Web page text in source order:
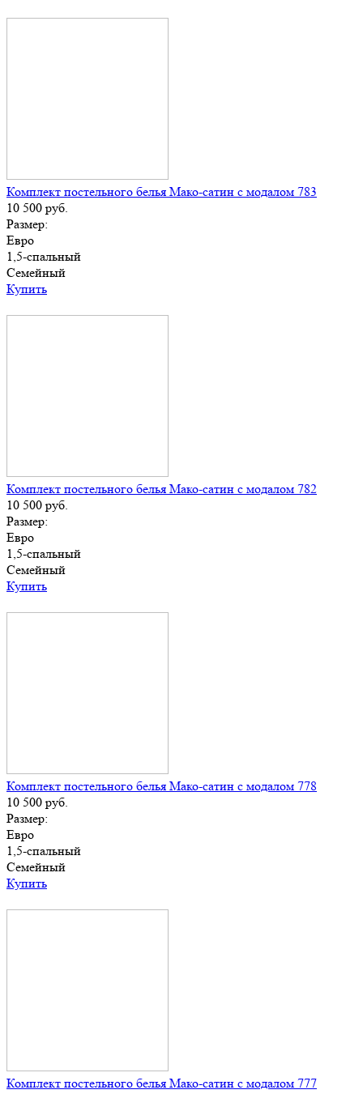
Комплект постельного белья Мако-сатин с модалом 783
10 500 руб.
Размер:
Евро
1,5-спальный
Семейный
Купить
Комплект постельного белья Мако-сатин с модалом 782
10 500 руб.
Размер:
Евро
1,5-спальный
Семейный
Купить
Комплект постельного белья Мако-сатин с модалом 778
10 500 руб.
Размер:
Евро
1,5-спальный
Семейный
Купить
Комплект постельного белья Мако-сатин с модалом 777